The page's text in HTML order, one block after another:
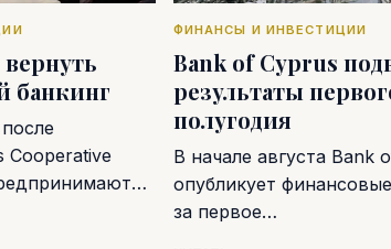
банкинг
Cooperative
ФИНАНСЫ И ИНВЕСТИЦИИ
Bank of Cyprus
результаты
полугодия
В начале августа Bank
опубликует
за первое…